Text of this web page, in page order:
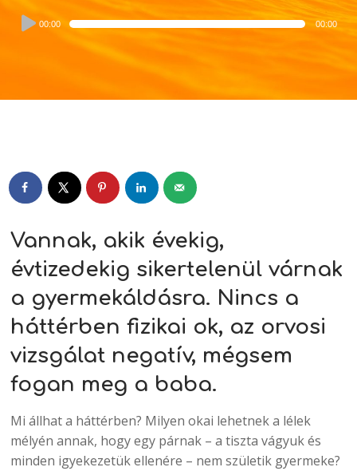
Audio
Player
00:00 00:00
Vannak, akik évekig,
évtizedekig sikertelenül várnak
a gyermekáldásra. Nincs a
háttérben fizikai ok, az orvosi
vizsgálat negatív, mégsem
fogan meg a baba.
Mi állhat a háttérben? Milyen okai lehetnek a lélek
mélyén annak, hogy egy párnak – a tiszta vágyuk és
minden igyekezetük ellenére – nem születik gyermeke?